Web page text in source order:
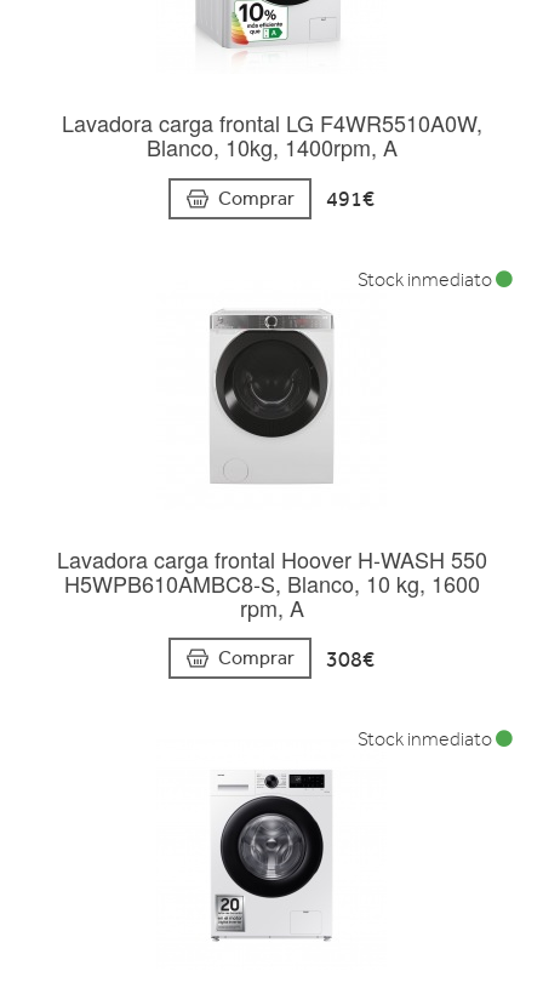
Lavadora carga frontal LG F4WR5510A0W,
Blanco, 10kg, 1400rpm, A
Comprar 491€
Lavadora carga frontal Hoover H-WASH 550
H5WPB610AMBC8-S, Blanco, 10 kg, 1600
rpm, A
Comprar 308€
Stock inmediato
Stock inmediato